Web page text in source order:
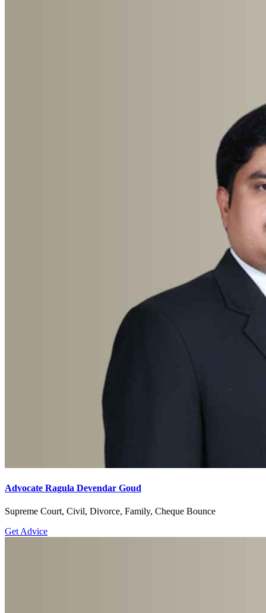
Advocate Ragula Devendar Goud
Supreme Court, Civil, Divorce, Family, Cheque Bounce
Get Advice